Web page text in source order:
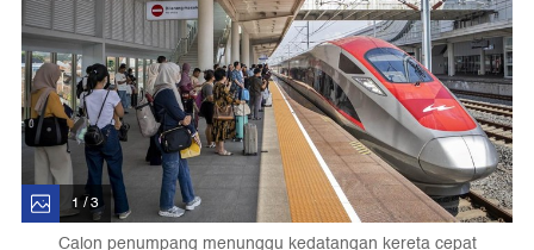
1 / 3
Calon penumpang menunggu kedatangan kereta cepat